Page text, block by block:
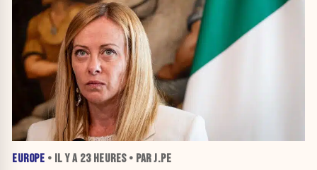
EUROPE • IL Y A 23 HEURES• PAR J.PE